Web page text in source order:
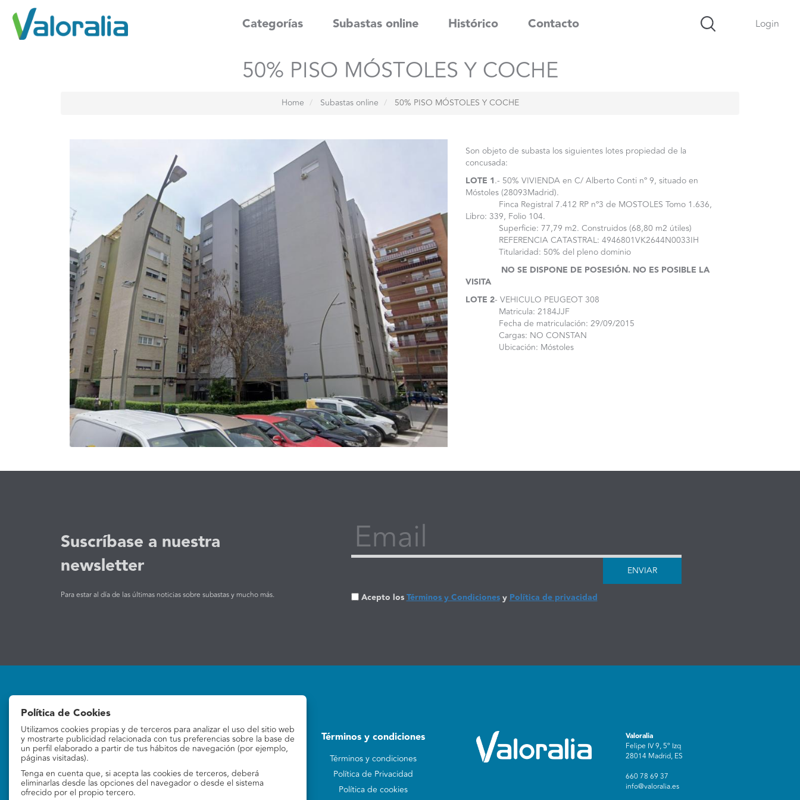
Categorías Subastas online Histórico Contacto Login
50% PISO MÓSTOLES Y COCHE
Home Subastas online 50% PISO MÓSTOLES Y COCHE
Son objeto de subasta los siguientes lotes propiedad de la
concusada:
LOTE 1.- 50% VIVIENDA en C/ Alberto Conti nº 9, situado en
Móstoles (28093Madrid).
Finca Registral 7.412 RP nº3 de MOSTOLES Tomo 1.636,
Libro: 339, Folio 104.
Superficie: 77,79 m2. Construidos (68,80 m2 útiles)
REFERENCIA CATASTRAL: 4946801VK2644N0033IH
Titularidad: 50% del pleno dominio
NO SE DISPONE DE POSESIÓN. NO ES POSIBLE LA
VISITA
LOTE 2- VEHICULO PEUGEOT 308
Matricula: 2184JJF
Fecha de matriculación: 29/09/2015
Cargas: NO CONSTAN
Ubicación: Móstoles
Suscríbase a nuestra
newsletter
Para estar al día de las últimas noticias sobre subastas y mucho más.
Email
ENVIAR
Acepto losTérminos y CondicionesyPolítica de privacidad
Subastas
Subastas online
La empresa
Contacto
Términos y condiciones
Términos y condiciones
Política de Privacidad
Política de cookies
Valoralia
Felipe IV 9, 5º Izq
28014 Madrid, ES
660 78 69 37
info@valoralia.es
Política de Cookies
Utilizamos cookies propias y de terceros para analizar el uso del sitio web
y mostrarte publicidad relacionada con tus preferencias sobre la base de
un perfil elaborado a partir de tus hábitos de navegación (por ejemplo,
páginas visitadas).
Tenga en cuenta que, si acepta las cookies de terceros, deberá
eliminarlas desde las opciones del navegador o desde el sistema
ofrecido por el propio tercero.